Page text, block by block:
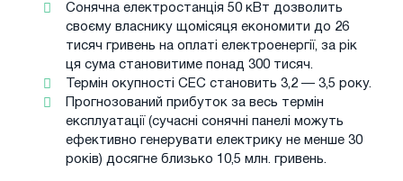
Сонячна електростанція 50 кВт дозволить
своєму власнику щомісяця економити до 26
тисяч гривень на оплаті електроенергії, за рік
ця сума становитиме понад 300 тисяч.
Термін окупності СЕС становить 3,2 — 3,5 року.
Прогнозований прибуток за весь термін
експлуатації (сучасні сонячні панелі можуть
ефективно генерувати електрику не менше 30
років) досягне близько 10,5 млн. гривень.